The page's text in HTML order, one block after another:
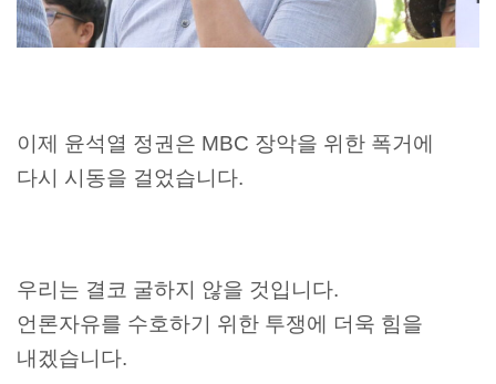
이제 윤석열 정권은 MBC 장악을 위한 폭거에
다시 시동을 걸었습니다.
우리는 결코 굴하지 않을 것입니다.
언론자유를 수호하기 위한 투쟁에 더욱 힘을
내겠습니다.